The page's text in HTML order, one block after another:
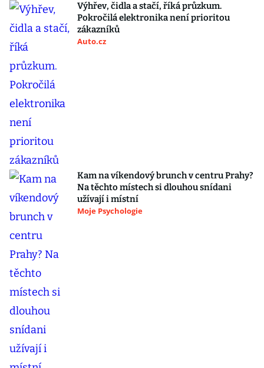
Výhřev, čidla a stačí, říká průzkum.
Pokročilá elektronika není prioritou
zákazníků
Auto.cz
Kam na víkendový brunch v centru Prahy?
Na těchto místech si dlouhou snídani
užívají i místní
Moje Psychologie